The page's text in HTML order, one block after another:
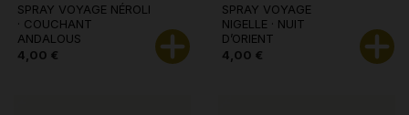
SPRAY VOYAGE NÉROLI
· COUCHANT
ANDALOUS
4,00 €
SPRAY VOYAGE
NIGELLE · NUIT
D’ORIENT
4,00 €